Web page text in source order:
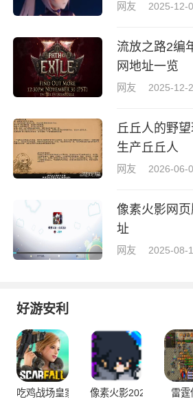
网友 2025-12-
流放之路2编
网地址一览
网友 2025-12-
丘丘人的野
生产丘丘人
网友 2026-06-
像素火影网
址
网友 2025-08-
好游安利
吃鸡战场皇家大战像素火影2025次世代雷霆